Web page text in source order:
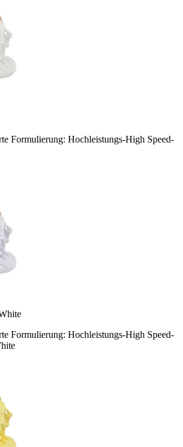
Formulierung: Hochleistungs-High Speed-
Formulierung: Hochleistungs-High Speed-